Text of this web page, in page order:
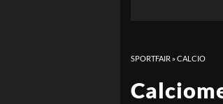
SPORTFAIR »CALCIO